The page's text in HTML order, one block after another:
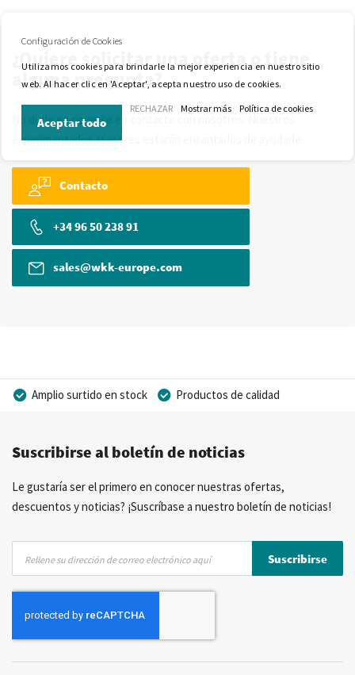
¿Quiere solicitar una oferta o tiene
alguna pregunta?
No dude en ponerse en contacto con nosotros. Nuestros
experimentados asesores estarán encantados de ayudarle.
Contacto
+34 96 50 238 91
sales@wkk-europe.com
Amplio surtido en stock
Productos de calidad
Asesoramiento personal
Más de 40 años de experiencia
Posibilidad de crear marca privada
Suscribirse al boletín de noticias
Le gustaría ser el primero en conocer nuestras ofertas,
descuentos y noticias? ¡Suscríbase a nuestro boletín de noticias!
nuestro
boletín
Suscribirse
Configuración de Cookies
Utilizamos cookies para brindarle la mejor experiencia en nuestro sitio
web. Al hacer clic en 'Aceptar', acepta nuestro uso de cookies.
Aceptar todo
RECHAZAR Mostrar más Política de cookies